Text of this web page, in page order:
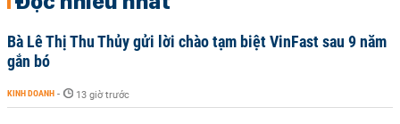
Bà Lê Thị Thu Thủy gửi lời chào tạm biệt VinFast sau 9 năm
gắn bó
KINH DOANH - 13 giờ trước